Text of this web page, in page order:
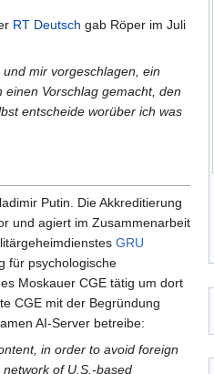
RT Deutsch gab Röper im Juli
mir vorgeschlagen, ein
Vorschlag gemacht, den
entscheide worüber ich was
Putin. Die Akkreditierung
und agiert im Zusammenarbeit
GRU
für psychologische
Moskauer CGE tätig um dort
CGE mit der Begründung
AI-Server betreibe:
in order to avoid foreign
of U.S.-based